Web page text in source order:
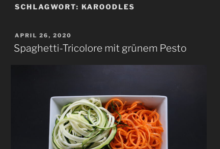
SCHLAGWORT: KAROODLES
VERÖFFENTLICHT
AM
APRIL 26, 2020
Spaghetti-Tricolore mit grünem Pesto